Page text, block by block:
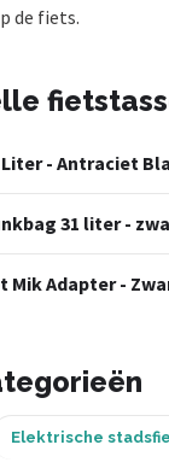
de fiets.
- Antraciet
31 liter -
Mik Adapter -
Elektrische